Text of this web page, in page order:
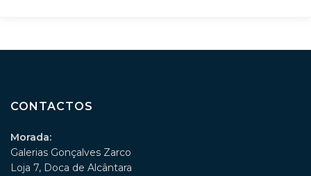
CONTACTOS
Morada:
Galerias Gonçalves Zarco
Loja 7, Doca de Alcântara